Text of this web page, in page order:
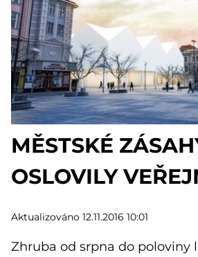
MĚSTSKÉ
OSLOVILY
Aktualizováno 12.11.2016 10:01
Zhruba od srpna do poloviny